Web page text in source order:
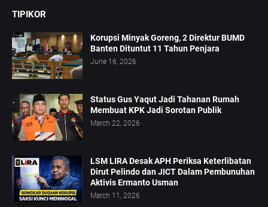
TIPIKOR
Korupsi Minyak Goreng, 2 Direktur BUMD
Banten Dituntut 11 Tahun Penjara
June 16, 2026
Status Gus Yaqut Jadi Tahanan Rumah
Membuat KPK Jadi Sorotan Publik
March 22, 2026
LSM LIRA Desak APH Periksa Keterlibatan
Dirut Pelindo dan JICT Dalam Pembunuhan
Aktivis Ermanto Usman
March 11, 2026